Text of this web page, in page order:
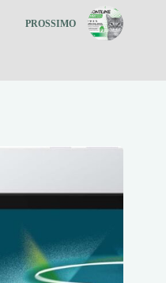
PROSSIMO